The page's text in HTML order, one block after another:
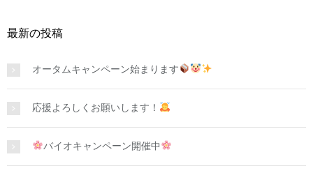
最新の投稿
オータムキャンペーン始まります
応援よろしくお願いします！
バイオキャンペーン開催中